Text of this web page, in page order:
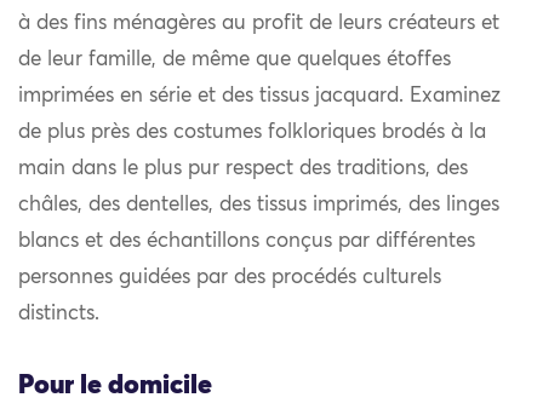
à des fins ménagères au profit de leurs créateurs et
de leur famille, de même que quelques étoffes
imprimées en série et des tissus jacquard. Examinez
de plus près des costumes folkloriques brodés à la
main dans le plus pur respect des traditions, des
châles, des dentelles, des tissus imprimés, des linges
blancs et des échantillons conçus par différentes
personnes guidées par des procédés culturels
distincts.
Pour le domicile